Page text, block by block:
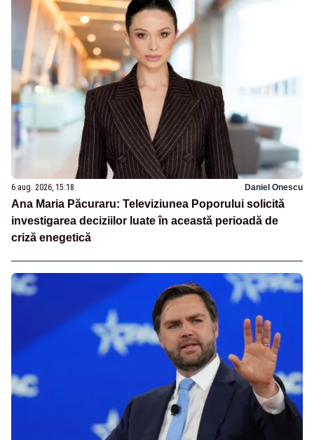
6 aug. 2026, 15:18 Daniel Onescu
Ana Maria Păcuraru: Televiziunea Poporului solicită
investigarea deciziilor luate în această perioadă de
criză enegetică